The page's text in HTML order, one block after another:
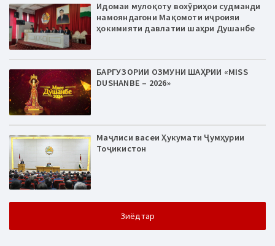
Идомаи мулоқоту вохӯриҳои судманди
намояндагони Мақомоти иҷроияи
ҳокимияти давлатии шаҳри Душанбе
БАРГУЗОРИИ ОЗМУНИ ШАҲРИИ «MISS
DUSHANBE – 2026»
Маҷлиси васеи Ҳукумати Ҷумҳурии
Тоҷикистон
Зиёдтар